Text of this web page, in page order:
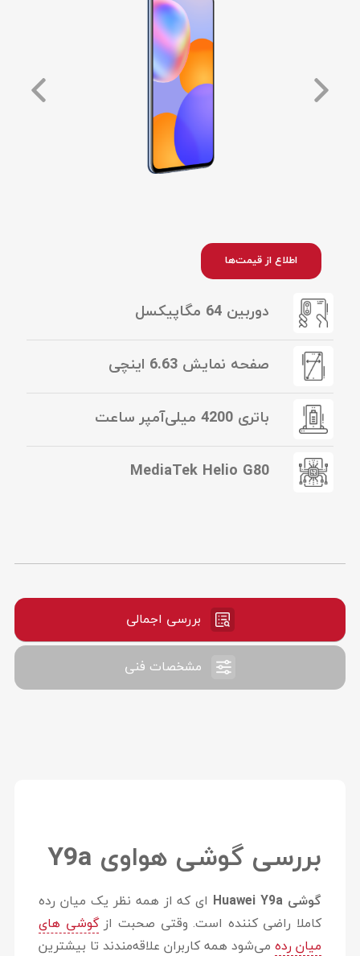
اطلاع از قیمت‌ها
دوربین 64 مگاپیکسل
صفحه نمایش 6.63 اینچی
باتری 4200 میلی‌آمپر ساعت
MediaTek Helio G80
بررسی اجمالی
مشخصات فنی
بررسی گوشی هواوی Y9a
گوشی Huawei Y9a
ای که از همه نظر یک میان رده
کاملا راضی کننده است. وقتی صحبت ازگوشی‌ های
میان‌ ردهمی‌شود همه کاربران علاقه‌مندند تا بیشترین